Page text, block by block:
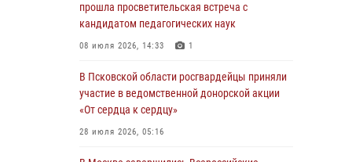
Росгвардейцы принимают участие в
обеспечении общественной безопасности во
02 августа 2026, 13:28
За минувшие сутки Псковские росгвардейцы
прошла просветительская встреча с
кандидатом педагогических наук
08 июля 2026, 14:33 1
В Псковской области росгвардейцы приняли
участие в ведомственной донорской акции
«От сердца к сердцу»
28 июля 2026, 05:16